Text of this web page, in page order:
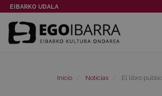
EIBARKO UDALA
Inicio Noticias El libro